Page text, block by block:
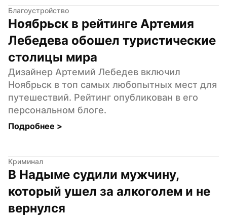
Благоустройство
Ноябрьск в рейтинге Артемия
Лебедева обошел туристические
столицы мира
Дизайнер Артемий Лебедев включил
Ноябрьск в топ самых любопытных мест для
путешествий. Рейтинг опубликован в его
персональном блоге.
Подробнее >
Криминал
В Надыме судили мужчину,
который ушел за алкоголем и не
вернулся